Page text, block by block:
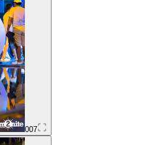
007